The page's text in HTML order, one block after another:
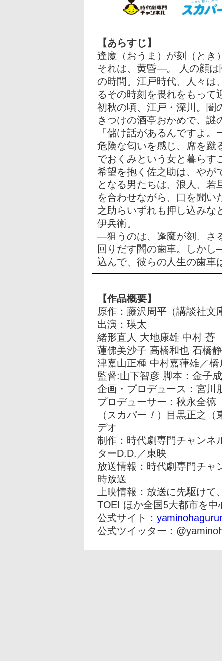
【あらすじ】
逢魔（おうま）が刻（とき
それは、黄昏―。 人の顔は
の時間。江戸時代、人々は
るその時刻を畏れをもって
初秋の頃、江戸・深川。闇
きつけの酒亭おかめで、謎
「儲け話があるんですよ
危険な匂いを感じ、席を蹴
でおくみという女と暮らす
希望を抱く佐之助は、やが
となる男たちは、浪人、
を合わせながら、口を聞い
之助らいずれも押し込みな
伊兵衛。
―狙うのは、逢魔が刻、さ
回りだす闇の歯車。しか
込んで、彼らの人生の歯車
【作品概要】
原作：藤沢周平（講談社文
出演：瑛太
緒形直人 大地康雄 中村 蒼
蓮佛美沙子 高橋和也 石橋
津嘉山正種 中村嘉葎雄／橋
監督:山下智彦 脚本：金子
企画・プロデュース：宮川
プロデューサー：秋永全徳
（スカパー ！ ）目黒正之（
デオ
制作：時代劇専門チャンネ
ターD.D.／東映
放送情報：時代劇専門チャ
時放送
上映情報：放送に先駆け
TOEI ほか全国5大都市を
公式サイト：
公式ツイッター：